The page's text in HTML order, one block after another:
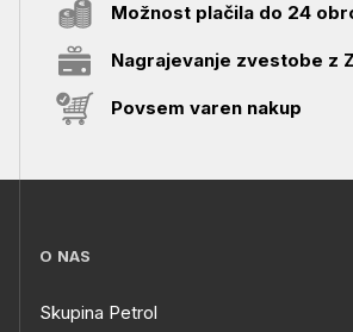
Možnost plačila do 24
Nagrajevanje zvestobe z
Povsem varen nakup
O NAS
Skupina Petrol